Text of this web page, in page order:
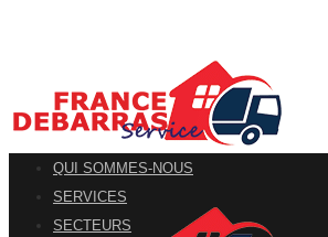
QUI SOMMES-NOUS
SERVICES
SECTEURS